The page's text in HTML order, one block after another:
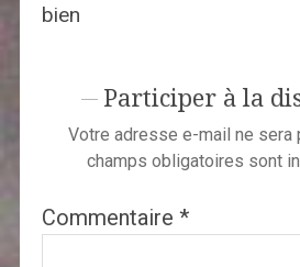
bien
Participer à la
Votre adresse e-mail ne sera
champs obligatoires sont
Commentaire *